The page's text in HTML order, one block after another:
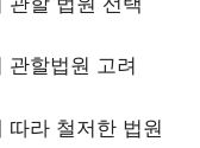
관할법원 고려
따라 철저한 법원